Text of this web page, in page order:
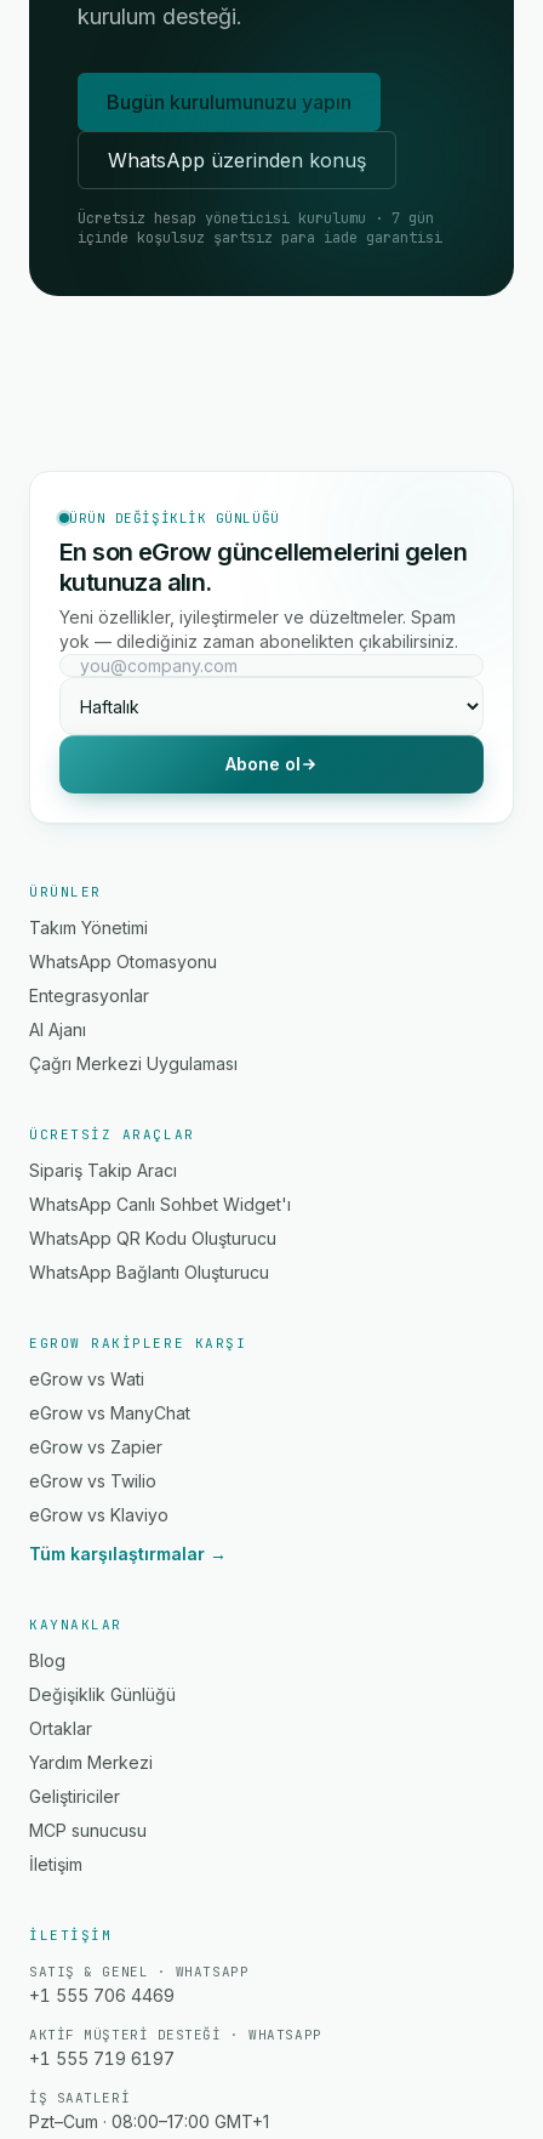
kurulum desteği.
Bugün kurulumunuzu yapın
WhatsApp üzerinden konuş
Ücretsiz hesap yöneticisi kurulumu · 7 gün
içinde koşulsuz şartsız para iade garantisi
ÜRÜN DEĞIŞIKLIK GÜNLÜĞÜ
En son eGrow güncellemelerini gelen
kutunuza alın.
Yeni özellikler, iyileştirmeler ve düzeltmeler. Spam
yok — dilediğiniz zaman abonelikten çıkabilirsiniz.
Abone ol
ÜRÜNLER
Takım Yönetimi
WhatsApp Otomasyonu
Entegrasyonlar
AI Ajanı
Çağrı Merkezi Uygulaması
ÜCRETSIZ ARAÇLAR
Sipariş Takip Aracı
WhatsApp Canlı Sohbet Widget'ı
WhatsApp QR Kodu Oluşturucu
WhatsApp Bağlantı Oluşturucu
EGROW RAKIPLERE KARŞI
eGrow vs Wati
eGrow vs ManyChat
eGrow vs Zapier
eGrow vs Twilio
eGrow vs Klaviyo
Tüm karşılaştırmalar →
KAYNAKLAR
Blog
Değişiklik Günlüğü
Ortaklar
Yardım Merkezi
Geliştiriciler
MCP sunucusu
İletişim
İLETIŞIM
SATIŞ & GENEL · WHATSAPP
+1 555 706 4469
AKTIF MÜŞTERI DESTEĞI · WHATSAPP
+1 555 719 6197
İŞ SAATLERI
Pzt–Cum · 08:00–17:00 GMT+1